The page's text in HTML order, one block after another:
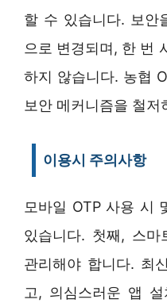
할 수 있습니다. 보안
으로 변경되며, 한 번
하지 않습니다. 농협
보안 메커니즘을 철저
이용시 주의사항
모바일 OTP 사용 시
있습니다. 첫째, 스마
관리해야 합니다. 최
고, 의심스러운 앱